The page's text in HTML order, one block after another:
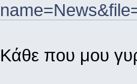
Κάθε που μου